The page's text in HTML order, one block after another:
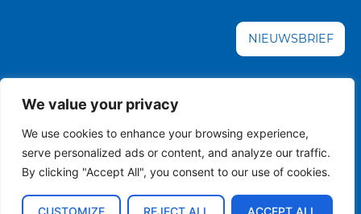
We value your privacy
We use cookies to enhance your browsing experience,
serve personalized ads or content, and analyze our traffic.
By clicking "Accept All", you consent to our use of cookies.
CUSTOMIZE REJECT ALL ACCEPT ALL
NIEUWSBRIEF
Copyright 2026 STICHTING PRINS LAURENT alle rechten voorbehouden